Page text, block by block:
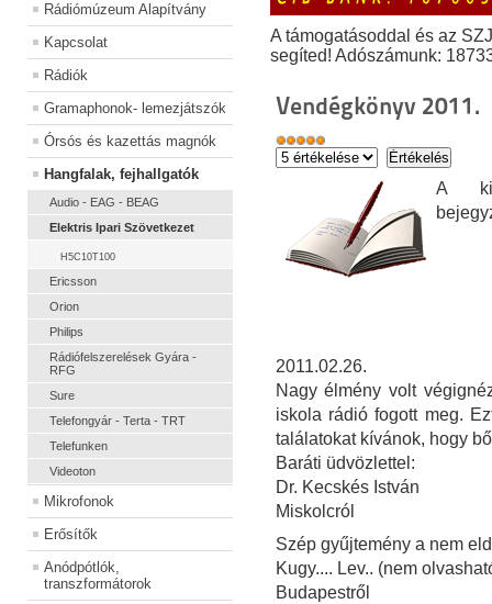
Rádiómúzeum Alapítvány
Kapcsolat
Rádiók
Gramaphonok- lemezjátszók
Órsós és kazettás magnók
Hangfalak, fejhallgatók
Audio - EAG - BEAG
Elektris Ipari Szövetkezet
H5C10T100
Ericsson
Orion
Philips
Rádiófelszerelések Gyára -
RFG
Sure
Telefongyár - Terta - TRT
Telefunken
Videoton
Mikrofonok
Erősítők
Anódpótlók,
transzformátorok
A támogatásoddal és az
segíted! Adószámunk:
Vendégkönyv 2011.
A
2011.02.26.
Nagy élmény volt
iskola rádió fogott meg.
találatokat kívánok, hogy
Baráti üdvözlettel:
Dr. Kecskés István
Miskolcról
Szép gyűjtemény a nem
Kugy.... Lev.. (nem
Budapestről